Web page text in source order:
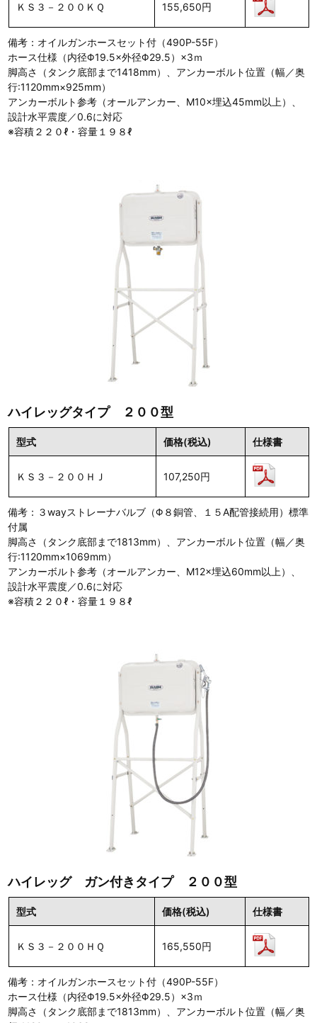
ＫＳ３－２００ＫＱ 155,650円
備考：オイルガンホースセット付（490P-55F）
ホース仕様（内径Φ19.5×外径Φ29.5）×3ｍ
脚高さ（タンク底部まで1418mm）、アンカーボルト位置（幅／奥
行:1120mm×925mm）
アンカーボルト参考（オールアンカー、M10×埋込45mm以上）、
設計水平震度／0.6に対応
※容積２２０ℓ・容量１９８ℓ
ハイレッグタイプ ２００型
型式 価格(税込) 仕様書
ＫＳ３－２００ＨＪ 107,250円
備考：３wayストレーナバルブ（Φ８銅管、１５A配管接続用）標準
付属
脚高さ（タンク底部まで1813mm）、アンカーボルト位置（幅／奥
行:1120mm×1069mm）
アンカーボルト参考（オールアンカー、M12×埋込60mm以上）、
設計水平震度／0.6に対応
※容積２２０ℓ・容量１９８ℓ
ハイレッグ ガン付きタイプ ２００型
型式 価格(税込) 仕様書
ＫＳ３－２００ＨＱ 165,550円
備考：オイルガンホースセット付（490P-55F）
ホース仕様（内径Φ19.5×外径Φ29.5）×3ｍ
脚高さ（タンク底部まで1813mm）、アンカーボルト位置（幅／奥